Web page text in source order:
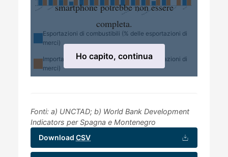
smartphone potrebbe non essere
completa.
Ho capito, continua
Francia Italia Slovenia Croazia Grecia Malta Cipro
Bosnia-ErzegovinaMontenegroMacedonia del Nord Turchia Israele
Esportazioni di combustibili (% delle esportazioni di
merci)
Importazioni di combustibili (% delle importazioni di
merci)
Fonti: a) UNCTAD; b) World Bank Development
Indicators per Spagna e Montenegro
Download CSV